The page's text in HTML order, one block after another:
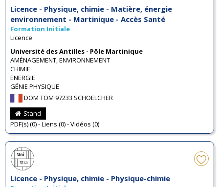
Licence - Physique, chimie - Matière, énergie
environnement - Martinique - Accès Santé
Formation Initiale
Licence
Université des Antilles - Pôle Martinique
AMÉNAGEMENT, ENVIRONNEMENT
CHIMIE
ENERGIE
GÉNIE PHYSIQUE
DOM TOM 97233 SCHOELCHER
Stand
PDF(s) (0) - Liens (0) - Vidéos (0)
Licence - Physique, chimie - Physique-chimie